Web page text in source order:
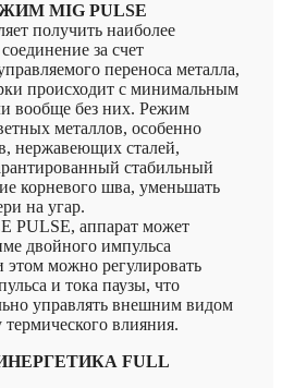
MIG PULSE
получить наиболее
за счет
переноса металла,
происходит с минимальным
вообще без них. Режим
металлов, особенно
нержавеющих сталей,
стабильный
корневого шва, уменьшать
на угар.
PULSE, аппарат может
двойного импульса
можно регулировать
и тока паузы, что
управлять внешним видом
влияния.
FULL